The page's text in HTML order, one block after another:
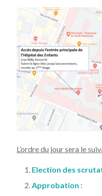
L’ordre du jour sera le
Election des
Approbation :